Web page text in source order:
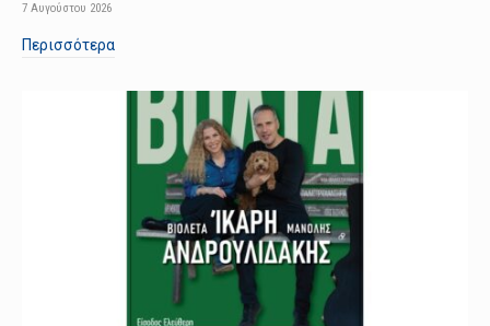
7 Αυγούστου 2026
Περισσότερα